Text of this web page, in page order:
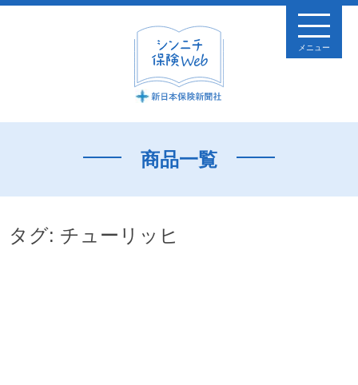
メニュー
商品一覧
タグ: チューリッヒ